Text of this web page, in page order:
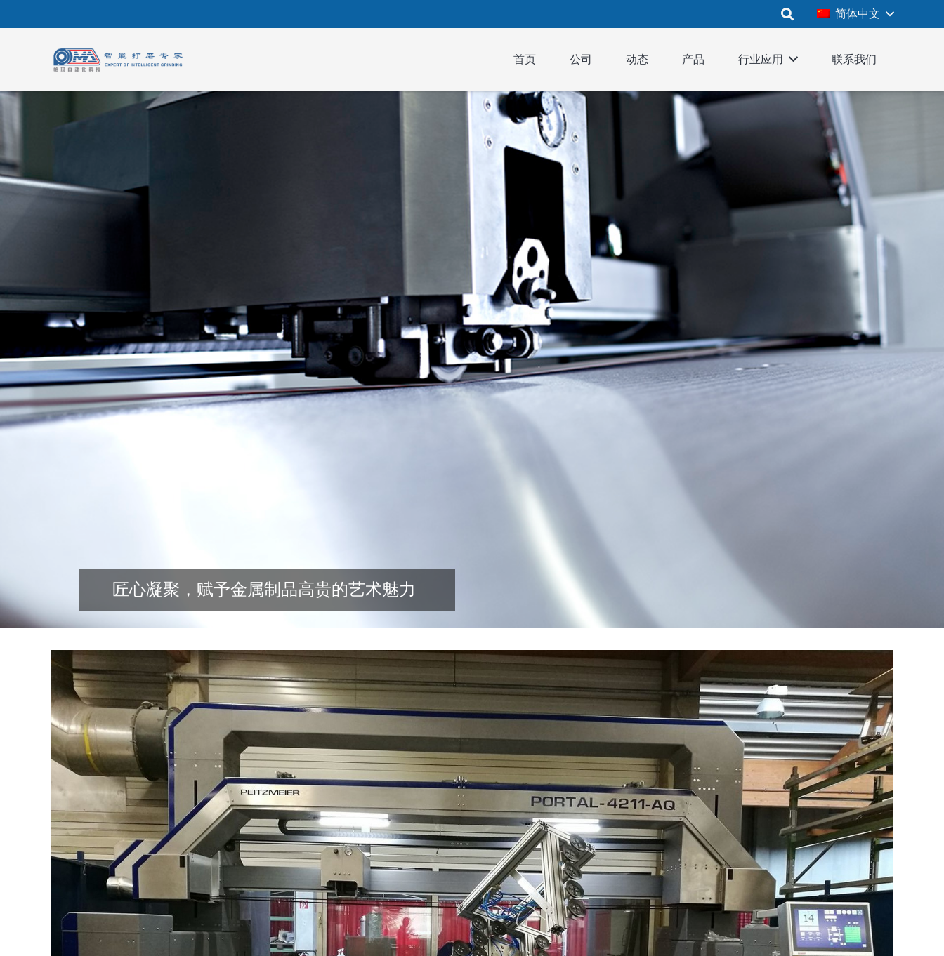
简体中文
首页 公司 动态 产品 行业应用 联系我们
匠心凝聚，赋予金属制品高贵的艺术魅力